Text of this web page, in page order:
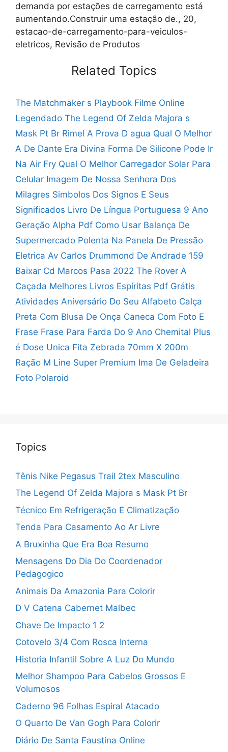
demanda por estações de carregamento está
aumentando.Construir uma estação de., 20,
estacao-de-carregamento-para-veiculos-
eletricos, Revisão de Produtos
Related Topics
The Matchmaker s Playbook Filme Online
Legendado The Legend Of Zelda Majora s
Mask Pt Br Rimel A Prova D agua Qual O Melhor
A De Dante Era Divina Forma De Silicone Pode Ir
Na Air Fry Qual O Melhor Carregador Solar Para
Celular Imagem De Nossa Senhora Dos
Milagres Simbolos Dos Signos E Seus
Significados Livro De Língua Portuguesa 9 Ano
Geração Alpha Pdf Como Usar Balança De
Supermercado Polenta Na Panela De Pressão
Eletrica Av Carlos Drummond De Andrade 159
Baixar Cd Marcos Pasa 2022 The Rover A
Caçada Melhores Livros Espíritas Pdf Grátis
Atividades Aniversário Do Seu Alfabeto Calça
Preta Com Blusa De Onça Caneca Com Foto E
Frase Frase Para Farda Do 9 Ano Chemital Plus
é Dose Unica Fita Zebrada 70mm X 200m
Ração M Line Super Premium Ima De Geladeira
Foto Polaroid
Topics
Tênis Nike Pegasus Trail 2tex Masculino
The Legend Of Zelda Majora s Mask Pt Br
Técnico Em Refrigeração E Climatização
Tenda Para Casamento Ao Ar Livre
A Bruxinha Que Era Boa Resumo
Mensagens Do Dia Do Coordenador
Pedagogico
Animais Da Amazonia Para Colorir
D V Catena Cabernet Malbec
Chave De Impacto 1 2
Cotovelo 3/4 Com Rosca Interna
Historia Infantil Sobre A Luz Do Mundo
Melhor Shampoo Para Cabelos Grossos E
Volumosos
Caderno 96 Folhas Espiral Atacado
O Quarto De Van Gogh Para Colorir
Diário De Santa Faustina Online